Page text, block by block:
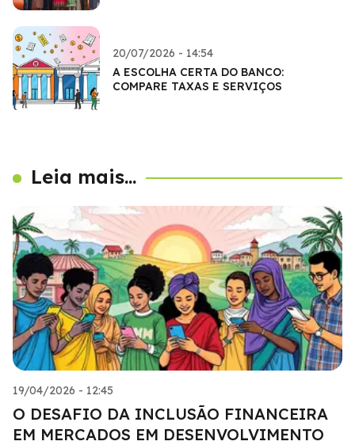
20/07/2026 - 14:54
A ESCOLHA CERTA DO BANCO:
COMPARE TAXAS E SERVIÇOS
Leia mais...
19/04/2026 - 12:45
O DESAFIO DA INCLUSÃO FINANCEIRA
EM MERCADOS EM DESENVOLVIMENTO